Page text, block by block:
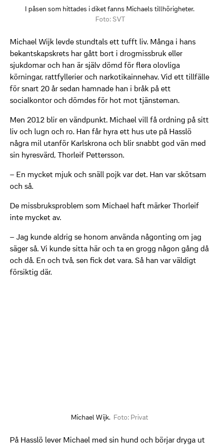
I påsen som hittades i diket fanns Michaels tillhörigheter.
Foto: SVT
Michael Wijk levde stundtals ett tufft liv. Många i hans
bekantskapskrets har gått bort i drogmissbruk eller
sjukdomar och han är själv dömd för flera olovliga
körningar, rattfyllerier och narkotikainnehav. Vid ett tillfälle
för snart 20 år sedan hamnade han i bråk på ett
socialkontor och dömdes för hot mot tjänsteman.
Men 2012 blir en vändpunkt. Michael vill få ordning på sitt
liv och lugn och ro. Han får hyra ett hus ute på Hasslö
några mil utanför Karlskrona och blir snabbt god vän med
sin hyresvärd, Thorleif Pettersson.
– En mycket mjuk och snäll pojk var det. Han var skötsam
och så.
De missbruksproblem som Michael haft märker Thorleif
inte mycket av.
– Jag kunde aldrig se honom använda någonting om jag
säger så. Vi kunde sitta här och ta en grogg någon gång då
och då. En och två, sen fick det vara. Så han var väldigt
försiktig där.
Michael Wijk. Foto: Privat
På Hasslö lever Michael med sin hund och börjar dryga ut